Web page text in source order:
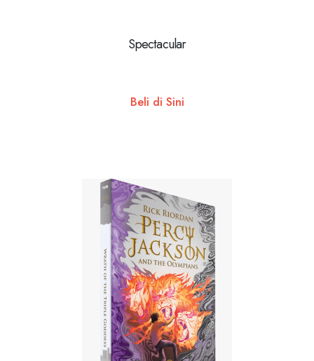
Spectacular
Beli di Sini